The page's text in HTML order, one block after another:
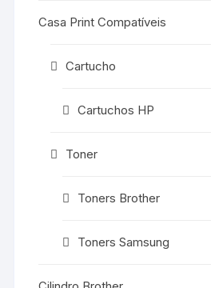
Casa Print Compatíveis
Cartucho
Cartuchos HP
Toner
Toners Brother
Toners Samsung